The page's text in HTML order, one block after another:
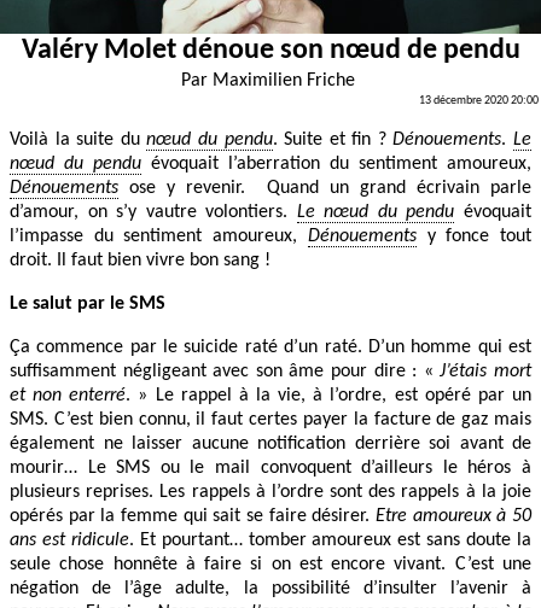
Valéry Molet dénoue son nœud de pendu
Par Maximilien Friche
13 décembre 2020 20:00
Voilà la suite dunœud du pendu. Suite et fin ?Dénouements.Le
nœud du pendu évoquait l’aberration du sentiment amoureux,
Dénouements ose y revenir. Quand un grand écrivain parle
d’amour, on s’y vautre volontiers. Le nœud du pendu évoquait
l’impasse du sentiment amoureux, Dénouementsy fonce tout
droit. Il faut bien vivre bon sang !
Le salut par le SMS
Ça commence par le suicide raté d’un raté. D’un homme qui est
suffisamment négligeant avec son âme pour dire : «J’étais mort
et non enterré. » Le rappel à la vie, à l’ordre, est opéré par un
SMS. C’est bien connu, il faut certes payer la facture de gaz mais
également ne laisser aucune notification derrière soi avant de
mourir… Le SMS ou le mail convoquent d’ailleurs le héros à
plusieurs reprises. Les rappels à l’ordre sont des rappels à la joie
opérés par la femme qui sait se faire désirer. Etre amoureux à 50
ans est ridicule. Et pourtant… tomber amoureux est sans doute la
seule chose honnête à faire si on est encore vivant. C’est une
négation de l’âge adulte, la possibilité d’insulter l’avenir à